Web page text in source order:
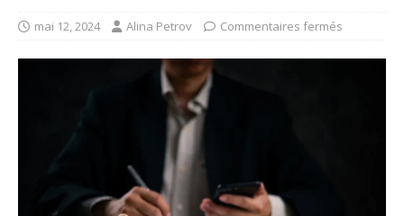
mai 12, 2024 Alina Petrov Commentaires fermés